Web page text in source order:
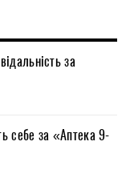
за
себе за «Аптека 9-